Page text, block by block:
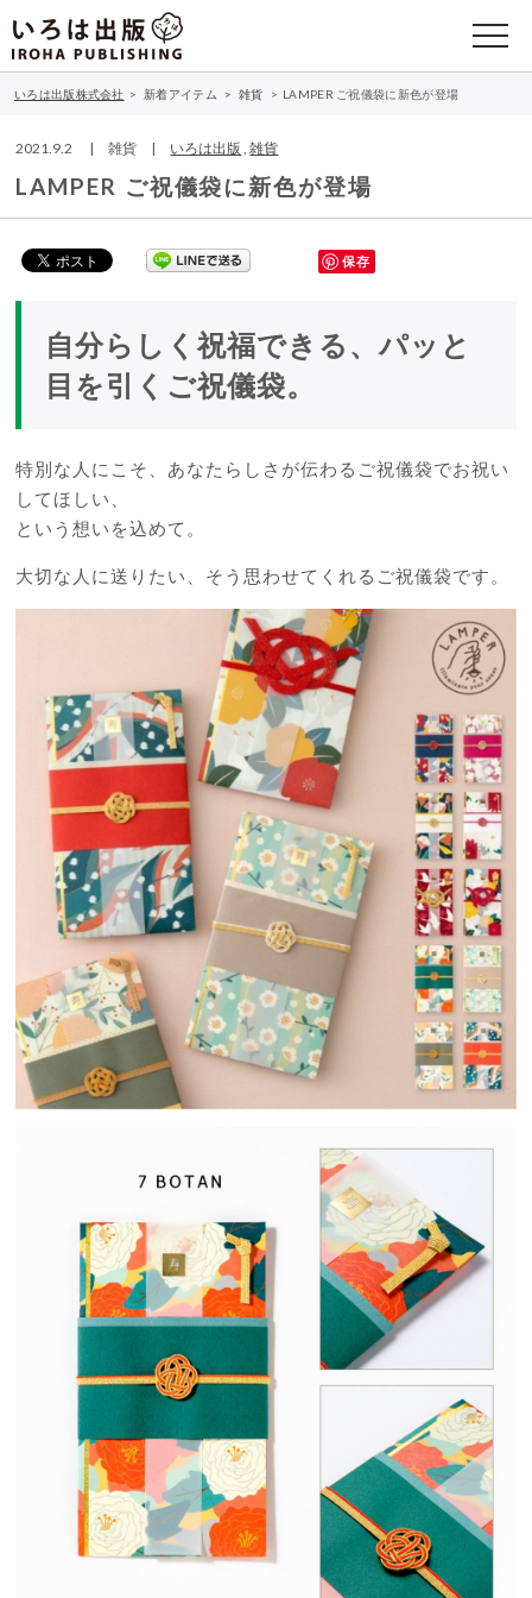
いろは出版株式会社 > 新着アイテム > 雑貨 > LAMPER ご祝儀袋に新色が登場
2021.9.2 | 雑貨 | いろは出版 ,雑貨
LAMPER ご祝儀袋に新色が登場
保存
自分らしく祝福できる、パッと
目を引くご祝儀袋。
特別な人にこそ、あなたらしさが伝わるご祝儀袋でお祝い
してほしい、
という想いを込めて。
大切な人に送りたい、そう思わせてくれるご祝儀袋です。